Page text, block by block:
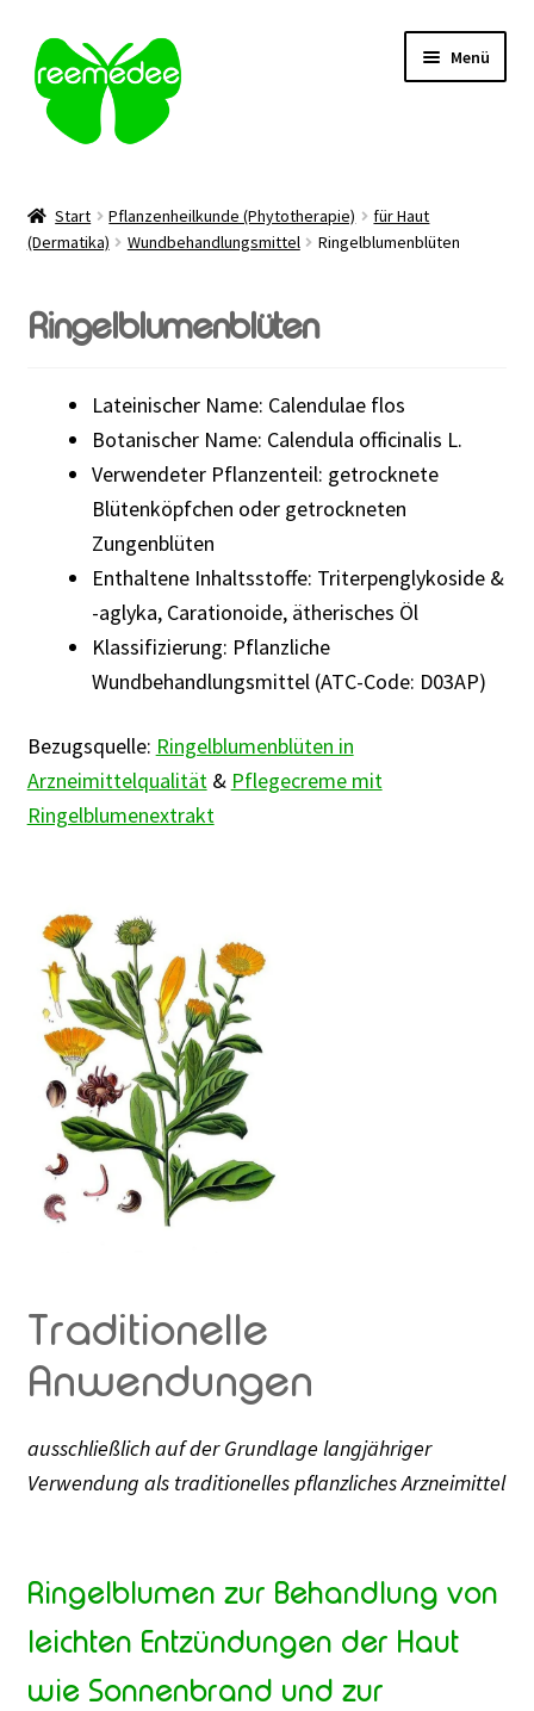
Zur
Navigation
springen
Zum
Inhalt
springen
Menü
Anwendungsgebiet
Verabreichung
Über uns
Kontakt | FAQ
Rabattaktion
Start Pflanzenheilkunde (Phytotherapie)
für Haut
(Dermatika)
Wundbehandlungsmittel Ringelblumenblüten
Ringelblumenblüten
Lateinischer Name: Calendulae flos
Botanischer Name: Calendula officinalis L.
Verwendeter Pflanzenteil: getrocknete
Blütenköpfchen oder getrockneten
Zungenblüten
Enthaltene Inhaltsstoffe: Triterpenglykoside &
-aglyka, Carationoide, ätherisches Öl
Klassifizierung: Pflanzliche
Wundbehandlungsmittel (ATC-Code: D03AP)
Bezugsquelle: Ringelblumenblüten in
Arzneimittelqualität& Pflegecreme mit
Ringelblumenextrakt
Traditionelle
Anwendungen
ausschließlich auf der Grundlage langjähriger
Verwendung als traditionelles pflanzliches Arzneimittel
Ringelblumen zur Behandlung von
leichten Entzündungen der Haut
wie Sonnenbrand und zur